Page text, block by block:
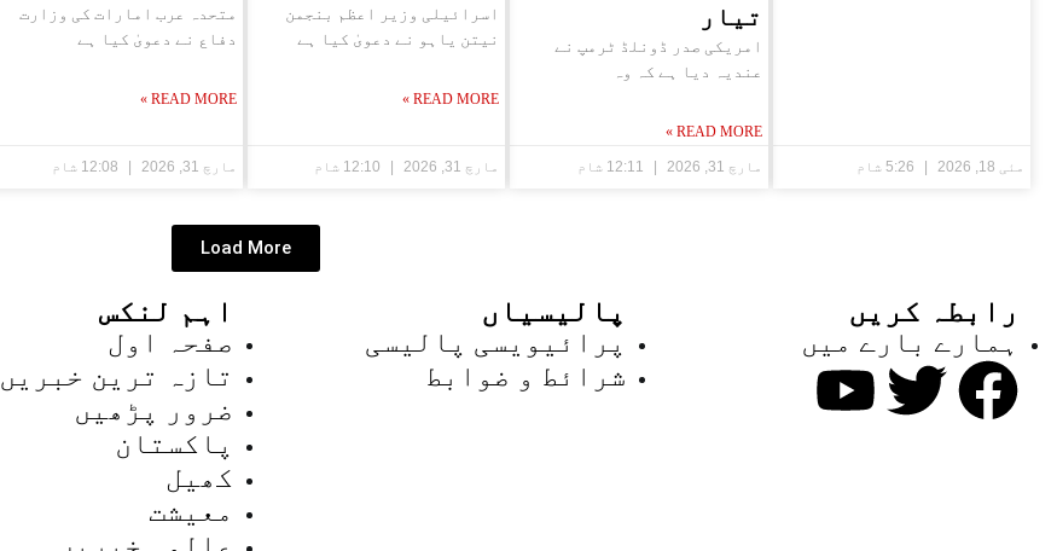
مئی 18, 2026
تیار
امریکی صدر ڈونلڈ ٹرمپ نے
عندیہ دیا ہے کہ وہ
READ MORE »
مارچ 31, 2026
اسرائیلی وزیر اعظم بنجمن
نیتن یاہو نے دعویٰ کیا ہے
READ MORE »
مارچ 31, 2026
متحدہ عرب امارات کی وزارت
دفاع نے دعویٰ کیا ہے
READ MORE »
مارچ 31, 2026
Load More
رابطہ کریں
ہمارے بارے میں
پالیسیاں
پرائیویسی پالیسی
شرائط و ضوابط
اہم لنکس
صفحہ اول
تازہ ترین خبریں
ضرور پڑھیں
پاکستان
کھیل
معیشت
عالمی خبریں